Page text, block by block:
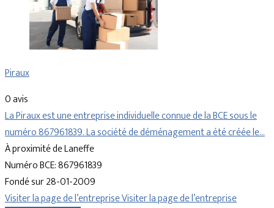
Piraux
0 avis
La Piraux est une entreprise individuelle connue de la BCE sous le
numéro 867961839. La société de déménagement a été créée le…
À proximité de Laneffe
Numéro BCE: 867961839
Fondé sur 28-01-2009
Visiter la page de l’entrepriseVisiter la page de l’entreprise